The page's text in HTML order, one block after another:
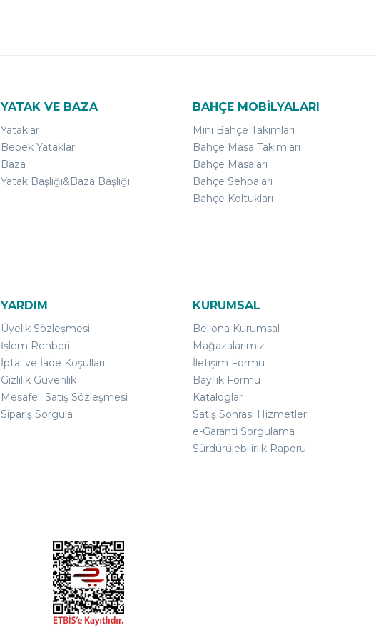
YATAK VE BAZA
Yataklar
Bebek Yatakları
Baza
Yatak Başlığı&Baza Başlığı
BAHÇE MOBİLYALARI
Mini Bahçe Takımları
Bahçe Masa Takımları
Bahçe Masaları
Bahçe Sehpaları
Bahçe Koltukları
YARDIM
Üyelik Sözleşmesi
İşlem Rehberi
İptal ve İade Koşulları
Gizlilik Güvenlik
Mesafeli Satış Sözleşmesi
Sipariş Sorgula
KURUMSAL
Bellona Kurumsal
Mağazalarımız
İletişim Formu
Bayilik Formu
Kataloglar
Satış Sonrası Hizmetler
e-Garanti Sorgulama
Sürdürülebilirlik Raporu